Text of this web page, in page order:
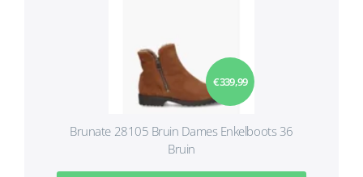
€ 339,99
Brunate 28105 Bruin Dames Enkelboots 36
Bruin